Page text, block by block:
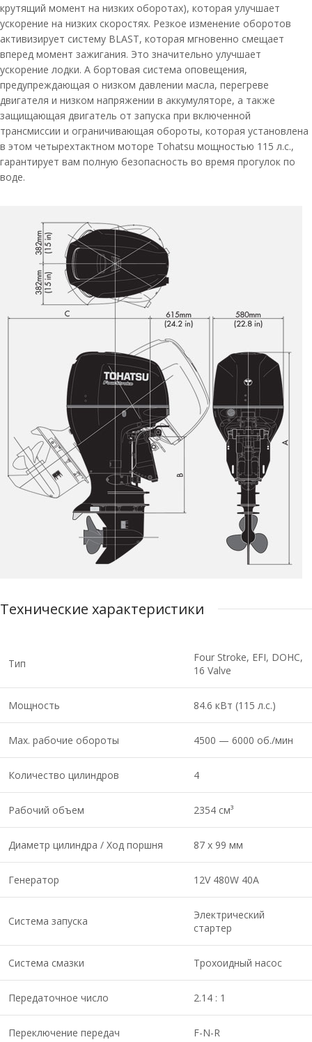
крутящий момент на низких оборотах), которая улучшает
ускорение на низких скоростях. Резкое изменение оборотов
активизирует систему BLAST, которая мгновенно смещает
вперед момент зажигания. Это значительно улучшает
ускорение лодки. А бортовая система оповещения,
предупреждающая о низком давлении масла, перегреве
двигателя и низком напряжении в аккумуляторе, а также
защищающая двигатель от запуска при включенной
трансмиссии и ограничивающая обороты, которая установлена
в этом четырехтактном моторе Tohatsu мощностью 115 л.с.,
гарантирует вам полную безопасность во время прогулок по
воде.
Технические характеристики
Тип
Four Stroke, EFI, DOHC,
16 Valve
Мощность 84.6 кВт (115 л.с.)
Мах. рабочие обороты 4500 — 6000 об./мин
Количество цилиндров 4
Рабочий объем 2354 см³
Диаметр цилиндра / Ход поршня 87 x 99 мм
Генератор 12V 480W 40A
Система запуска
Электрический
стартер
Система смазки Трохоидный насос
Передаточное число 2.14 : 1
Переключение передач F-N-R